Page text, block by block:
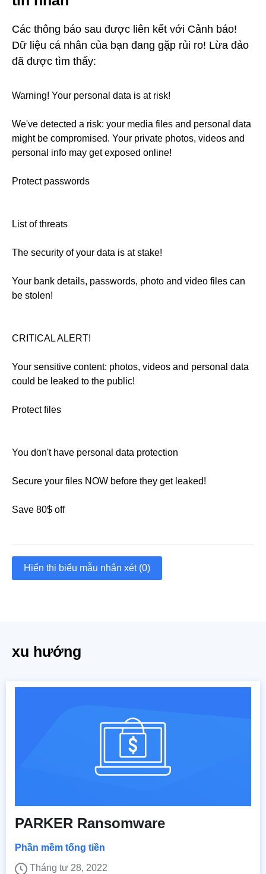
Các thông báo sau được liên kết với Cảnh báo!
Dữ liệu cá nhân của bạn đang gặp rủi ro! Lừa đảo
đã được tìm thấy:
Warning! Your personal data is at risk!
We've detected a risk: your media files and personal data
might be compromised. Your private photos, videos and
personal info may get exposed online!
Protect passwords
List of threats
The security of your data is at stake!
Your bank details, passwords, photo and video files can
be stolen!
CRITICAL ALERT!
Your sensitive content: photos, videos and personal data
could be leaked to the public!
Protect files
You don't have personal data protection
Secure your files NOW before they get leaked!
Save 80$ off
Hiển thị biểu mẫu nhận xét (0)
xu hướng
PARKER Ransomware
Phần mềm tống tiền
Tháng tư 28, 2022